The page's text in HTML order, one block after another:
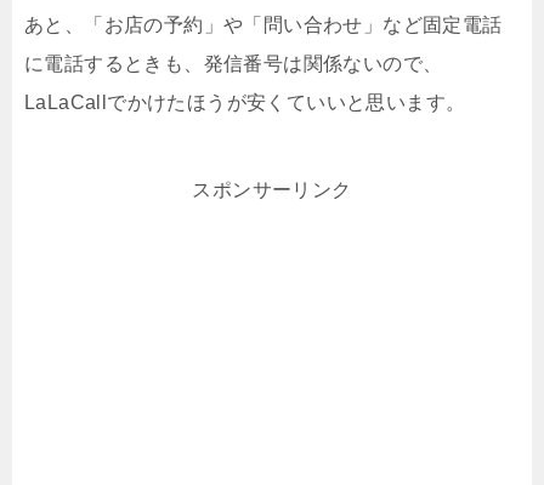
あと、「お店の予約」や「問い合わせ」など固定電話
に電話するときも、発信番号は関係ないので、
LaLaCallでかけたほうが安くていいと思います。
スポンサーリンク